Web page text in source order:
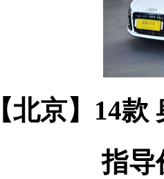
【北京】14
指导